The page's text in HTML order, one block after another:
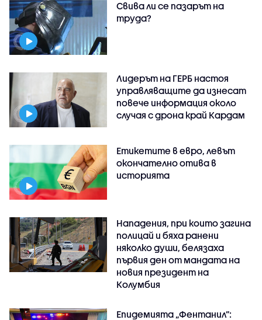
Свива ли се пазарът на
труда?
Лидерът на ГЕРБ настоя
управляващите да изнесат
повече информация около
случая с дрона край Кардам
Етикетите в евро, левът
окончателно отива в
историята
Нападения, при които загина
полицай и бяха ранени
няколко души, белязаха
първия ден от мандата на
новия президент на
Колумбия
Епидемията „Фентанил”: